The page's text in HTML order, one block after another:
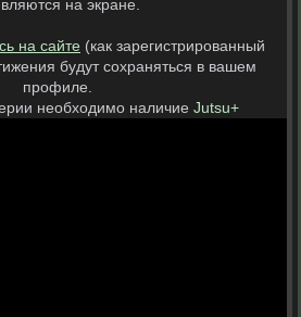
на экране.
на сайте (как зарегистрированный
будут сохраняться в вашем
профиле.
необходимо наличие Jutsu+